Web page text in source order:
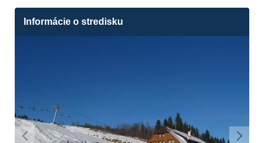
Informácie o stredisku